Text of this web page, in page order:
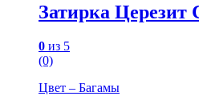
Затирка Церезит
0 из 5
(0)
Цвет – Багамы